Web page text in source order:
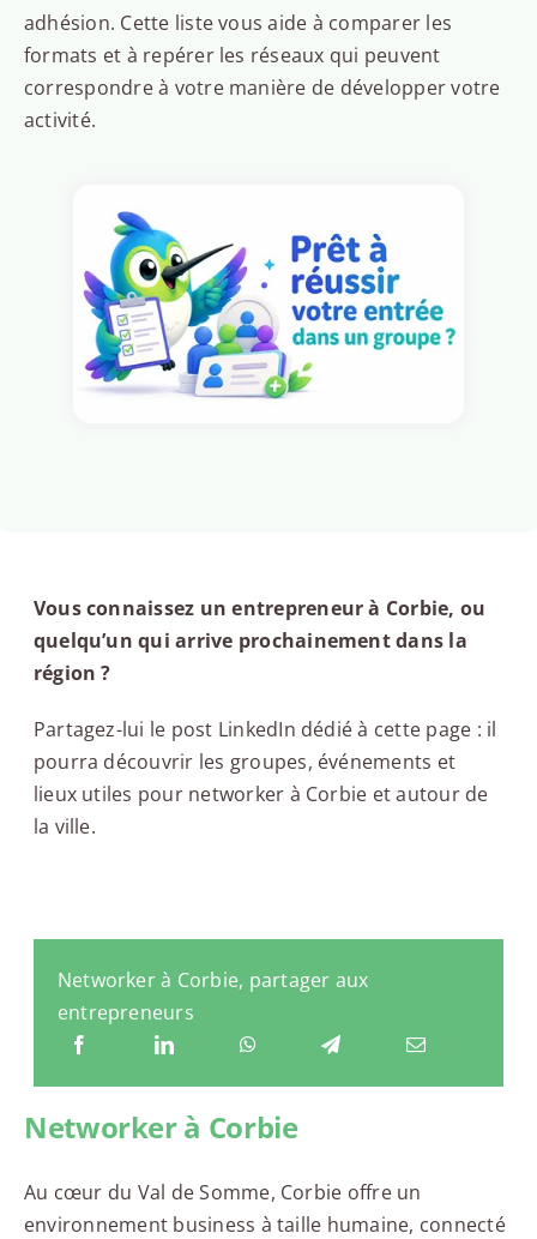
adhésion. Cette liste vous aide à comparer les
formats et à repérer les réseaux qui peuvent
correspondre à votre manière de développer votre
activité.
Vous connaissez un entrepreneur à Corbie, ou
quelqu’un qui arrive prochainement dans la
région ?
Partagez-lui le post LinkedIn dédié à cette page : il
pourra découvrir les groupes, événements et
lieux utiles pour networker à Corbie et autour de
la ville.
Networker à Corbie, partager aux
entrepreneurs
Networker à Corbie
Au cœur du Val de Somme, Corbie offre un
environnement business à taille humaine, connecté